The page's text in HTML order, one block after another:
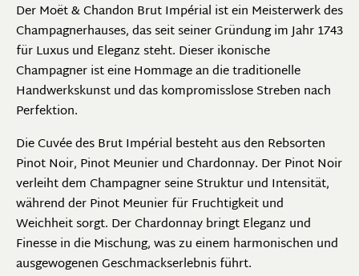
Der Moët & Chandon Brut Impérial ist ein Meisterwerk des
Champagnerhauses, das seit seiner Gründung im Jahr 1743
für Luxus und Eleganz steht. Dieser ikonische
Champagner ist eine Hommage an die traditionelle
Handwerkskunst und das kompromisslose Streben nach
Perfektion.
Die Cuvée des Brut Impérial besteht aus den Rebsorten
Pinot Noir, Pinot Meunier und Chardonnay. Der Pinot Noir
verleiht dem Champagner seine Struktur und Intensität,
während der Pinot Meunier für Fruchtigkeit und
Weichheit sorgt. Der Chardonnay bringt Eleganz und
Finesse in die Mischung, was zu einem harmonischen und
ausgewogenen Geschmackserlebnis führt.